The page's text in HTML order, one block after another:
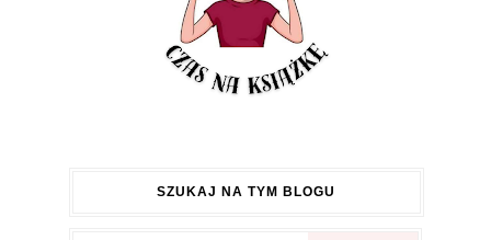
SZUKAJ NA TYM BLOGU